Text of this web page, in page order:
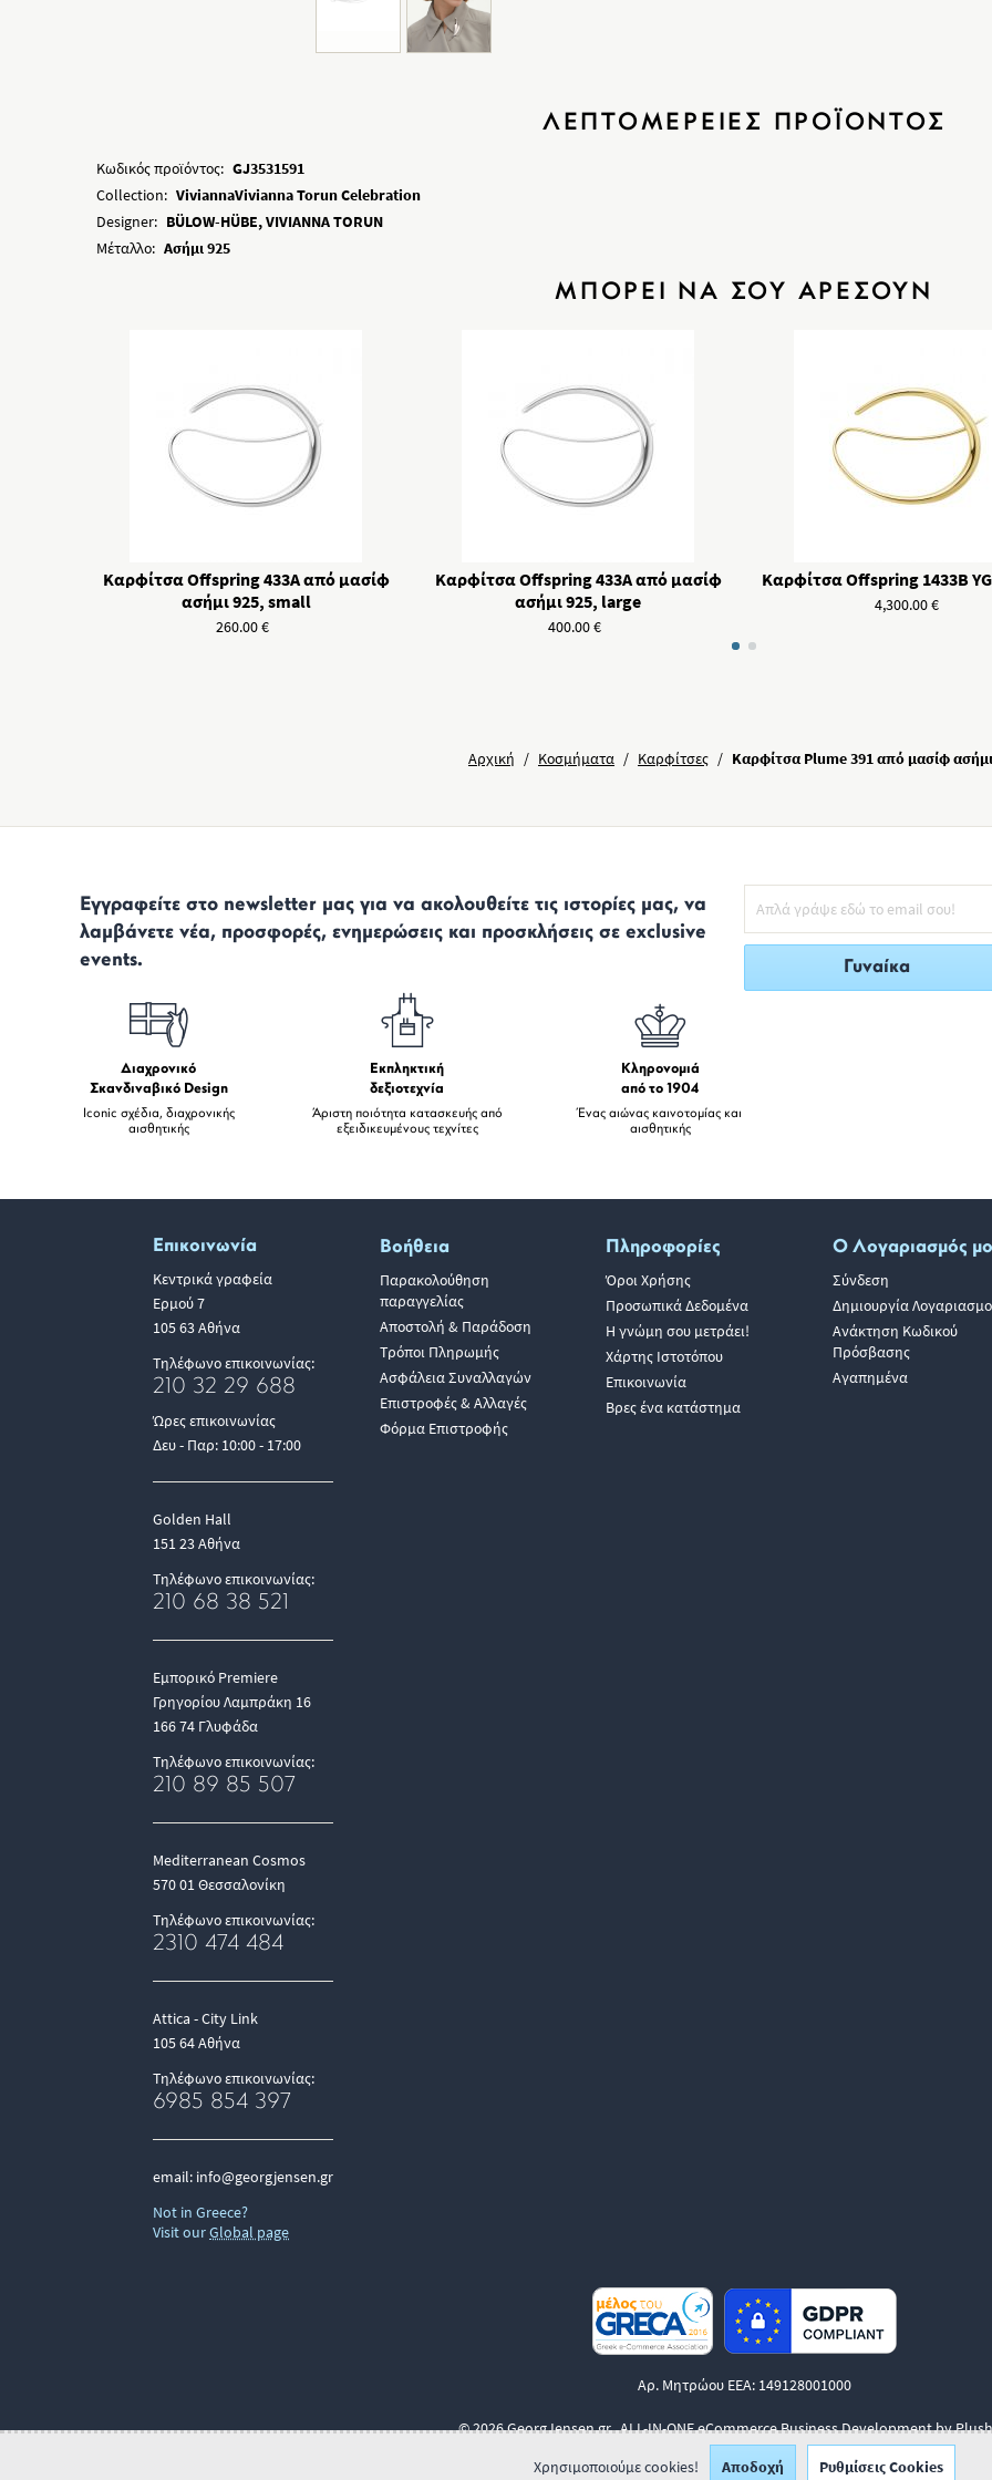
ΛΕΠΤΟΜΕΡΕΙΕΣ ΠΡΟΪΟΝΤΟΣ
Κωδικός προϊόντος: GJ3531591
Collection: ViviannaVivianna Torun Celebration
Designer: BÜLOW-HÜBE, VIVIANNA TORUN
Μέταλλο: Ασήμι 925
ΜΠΟΡΕΙ ΝΑ ΣΟΥ ΑΡΕΣΟΥΝ
Καρφίτσα Offspring 433A από μασίφ
ασήμι 925, small
260.00€
Καρφίτσα Offspring 433A από μασίφ
ασήμι 925, large
400.00€
Καρφίτσα Offspring 1433Β
4,300.00€
Αρχική / Κοσμήματα / Καρφίτσες / Καρφίτσα Plume 391 από μασίφ
Εγγραφείτε στο newsletter μας για να ακολουθείτε τις ιστορίες μας, να
λαμβάνετε νέα, προσφορές, ενημερώσεις και προσκλήσεις σε exclusive
events.
Διαχρονικό
Σκανδιναβικό Design
Iconic σχέδια, διαχρονικής
αισθητικής
Εκπληκτική
δεξιοτεχνία
Άριστη ποιότητα κατασκευής από
εξειδικευμένους τεχνίτες
Κληρονομιά
από το 1904
Ένας αιώνας καινοτομίας και
αισθητικής
Γυναίκα
Επικοινωνία
Κεντρικά γραφεία
Ερμού 7
105 63 Αθήνα
Τηλέφωνο επικοινωνίας:
210 32 29 688
Ώρες επικοινωνίας
Δευ - Παρ: 10:00 - 17:00
Golden Hall
151 23 Αθήνα
Τηλέφωνο επικοινωνίας:
210 68 38 521
Εμπορικό Premiere
Γρηγορίου Λαμπράκη 16
166 74 Γλυφάδα
Τηλέφωνο επικοινωνίας:
210 89 85 507
Mediterranean Cosmos
570 01 Θεσσαλονίκη
Τηλέφωνο επικοινωνίας:
2310 474 484
Attica - City Link
105 64 Αθήνα
Τηλέφωνο επικοινωνίας:
6985 854 397
email: info@georgjensen.gr
Not in Greece?
Visit ourGlobal page
Βοήθεια
Παρακολούθηση
παραγγελίας
Αποστολή & Παράδοση
Τρόποι Πληρωμής
Ασφάλεια Συναλλαγών
Επιστροφές & Αλλαγές
Φόρμα Επιστροφής
Πληροφορίες
Όροι Χρήσης
Προσωπικά Δεδομένα
Η γνώμη σου μετράει!
Χάρτης Ιστοτόπου
Επικοινωνία
Βρες ένα κατάστημα
Ο Λογαριασμός
Σύνδεση
Δημιουργία
Ανάκτηση Κωδικού
Πρόσβασης
Αγαπημένα
Αρ. Μητρώου ΕΕΑ: 149128001000
© 2026 GeorgJensen.gr.ALL-IN-ONE eCommerce Business Development by
Χρησιμοποιούμε cookies!
Αποδοχή Ρυθμίσεις Cookies